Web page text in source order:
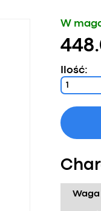
W
Ilość:
Waga